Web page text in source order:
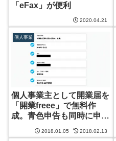
「eFax」が便利
2020.04.21
個人事業
個人事業主として開業届を
「開業freee」で無料作
成。青色申告も同時に申請
できて手軽で便利！
2018.01.05 2018.02.13